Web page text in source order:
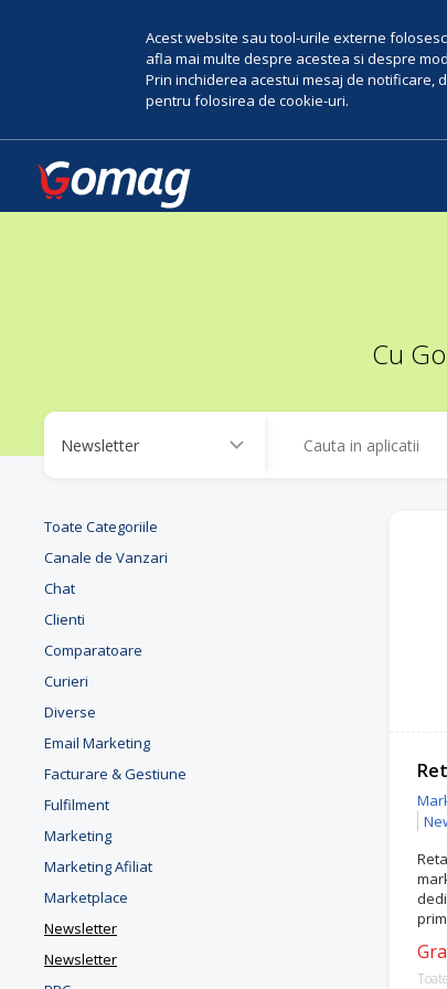
Acest website sau tool-urile externe
afla mai multe despre acestea si despre
Prin inchiderea acestui mesaj de notificare,
pentru folosirea de cookie-uri.
Cu
Toate Categoriile
Canale de Vanzari
Chat
Clienti
Comparatoare
Curieri
Diverse
Email Marketing
Facturare & Gestiune
Fulfilment
Marketing
Marketing Afiliat
Marketplace
Newsletter
Newsletter